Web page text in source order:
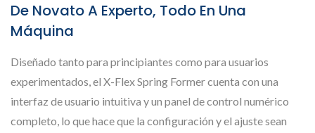
De Novato A Experto, Todo En Una
Máquina
Diseñado tanto para principiantes como para usuarios
experimentados, el X-Flex Spring Former cuenta con una
interfaz de usuario intuitiva y un panel de control numérico
completo, lo que hace que la configuración y el ajuste sean